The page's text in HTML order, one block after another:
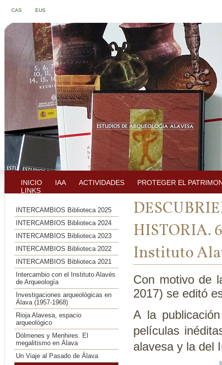
INICIO IAA ACTIVIDADES
PROTEGER EL
LINKS
CAS EUS
INTERCAMBIOS Biblioteca 2025
INTERCAMBIOS Biblioteca 2024
INTERCAMBIOS Biblioteca 2023
INTERCAMBIOS Biblioteca 2022
INTERCAMBIOS Biblioteca 2021
Intercambio con el Instituto Alavés
de Arqueología
Investigaciones arqueológicas en
Álava (1957-1968)
Rioja Alavesa, espacio
arqueológico
Dólmenes y Menhires. El
megalitismo en Álava
Un Viaje al Pasado de Álava
HISTORIA.
Instituto
Con motivo de
2017) se editó
A la
películas
alavesa y la del